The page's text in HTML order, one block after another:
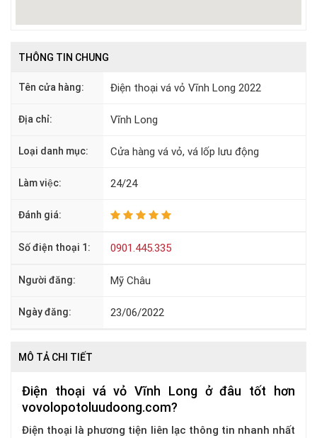
THÔNG TIN CHUNG
Tên cửa hàng: Điện thoại vá vỏ Vĩnh Long 2022
Địa chỉ: Vĩnh Long
Loại danh mục: Cửa hàng vá vỏ, vá lốp lưu động
Làm việc: 24/24
Đánh giá:
Số điện thoại 1: 0901.445.335
Người đăng: Mỹ Châu
Ngày đăng: 23/06/2022
MÔ TẢ CHI TIẾT
Điện thoại vá vỏ Vĩnh Long ở đâu tốt hơn
vovolopotoluudoong.com?
Điện thoại là phương tiện liên lạc thông tin nhanh nhất